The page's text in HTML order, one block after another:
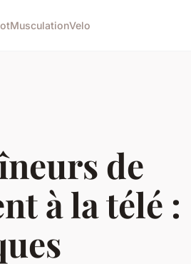
MusculationVelo
de
à la télé :